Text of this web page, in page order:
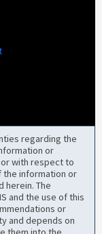
regarding the
or
with respect to
the information or
herein. The
and the use of this
or
and depends on